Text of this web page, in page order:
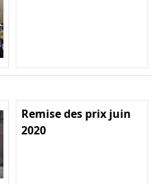
Remise des prix juin
2020